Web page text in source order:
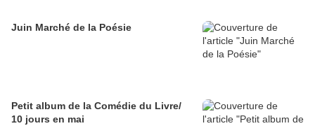
Juin Marché de la Poésie
Petit album de la Comédie du Livre/
10 jours en mai